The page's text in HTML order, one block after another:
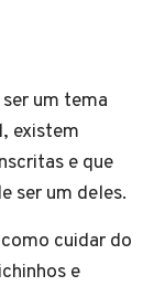
um tema
existem
e que
ser um deles.
cuidar do
e